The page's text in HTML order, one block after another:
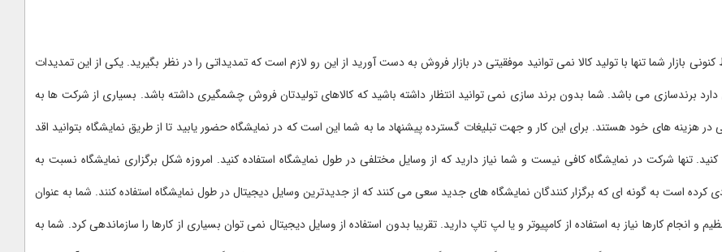
بازار شما تنها با تولید کالا نمی توانید موفقیتی در بازار فروش به دست آورید از این رو لازم است که تمدیداتی را در نظر بگیرید. یکی از این تمدیدات
برندسازی می باشد. شما بدون برند سازی نمی توانید انتظار داشته باشید که کالاهای تولیدتان فروش چشمگیری داشته باشد. بسیاری از شرکت ها به
هزینه های خود هستند. برای این کار و جهت تبلیغات گسترده پیشنهاد ما به شما این است که در نمایشگاه حضور یابید تا از طریق نمایشگاه بتوانید اقد
تنها شرکت در نمایشگاه کافی نیست و شما نیاز دارید که از وسایل مختلفی در طول نمایشگاه استفاده کنید. امروزه شکل برگزاری نمایشگاه نسبت به
کرده است به گونه ای که برگزار کنندگان نمایشگاه های جدید سعی می کنند که از جدیدترین وسایل دیجیتال در طول نمایشگاه استفاده کنند. شما به عنوان
و انجام کارها نیاز به استفاده از کامپیوتر و یا لپ تاپ دارید. تقریبا بدون استفاده از وسایل دیجیتال نمی توان بسیاری از کارها را سازماندهی کرد. شما به